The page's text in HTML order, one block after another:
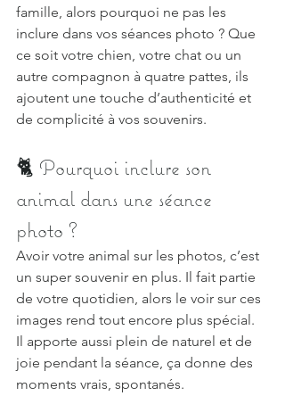
famille, alors pourquoi ne pas les
inclure dans vos séances photo ? Que
ce soit votre chien, votre chat ou un
autre compagnon à quatre pattes, ils
ajoutent une touche d’authenticité et
de complicité à vos souvenirs.
🐈️ Pourquoi inclure son
animal dans une séance
photo ?
Avoir votre animal sur les photos, c’est
un super souvenir en plus. Il fait partie
de votre quotidien, alors le voir sur ces
images rend tout encore plus spécial.
Il apporte aussi plein de naturel et de
joie pendant la séance, ça donne des
moments vrais, spontanés.